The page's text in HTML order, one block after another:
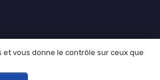
et vous donne le contrôle sur ceux que